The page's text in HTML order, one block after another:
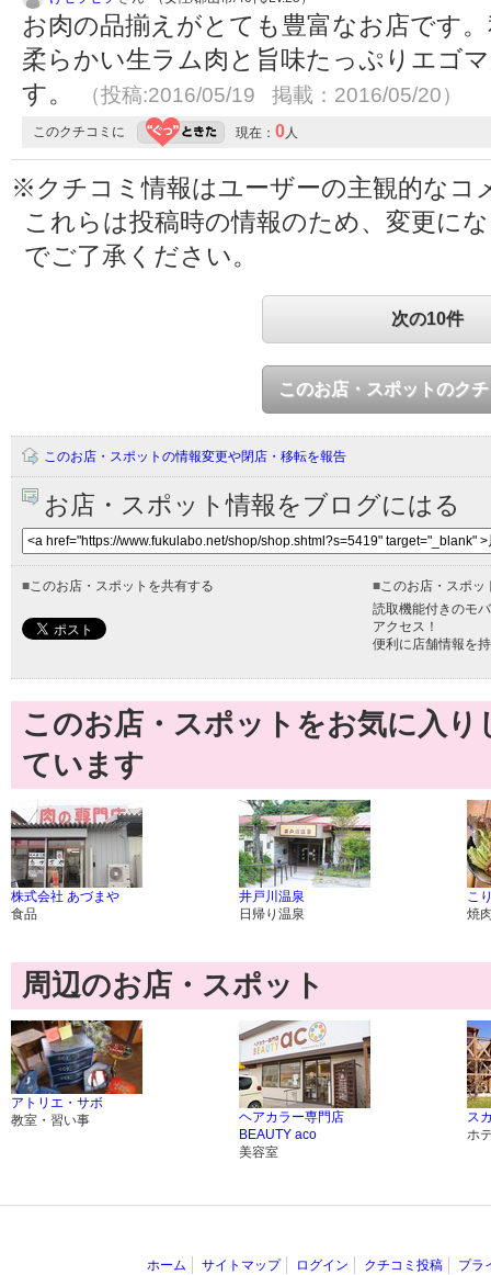
お肉の品揃えがとても豊富なお店です
柔らかい生ラム肉と旨味たっぷりエゴ
す。
（投稿:2016/05/19 掲載：2016/05/20）
このクチコミに 現在： 0人
※クチコミ情報はユーザーの主観的なコ
これらは投稿時の情報のため、変更に
でご了承ください。
次の10件
このお店・スポットのク
このお店・スポットの情報変更や閉店・移転を報告
お店・スポット情報をブログにはる
■このお店・スポットを共有する ■このお店・スポッ
読取機能付きのモ
アクセス！
便利に店舗情報を
このお店・スポットをお気に入
ています
株式会社 あづまや
食品
井戸川温泉
日帰り温泉
こ
焼
周辺のお店・スポット
アトリエ・サボ
教室・習い事
ヘアカラー専門店
BEAUTY aco
美容室
ス
ホ
ホーム サイトマップ ログイン クチコミ投稿 プラ